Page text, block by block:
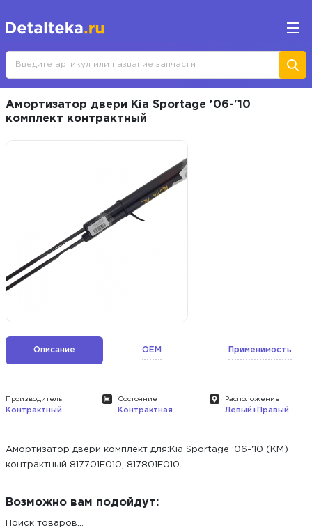
Амортизатор двери Kia Sportage '06-'10
комплект контрактный
Описание OEM Применимость
Производитель
Контрактный
Состояние
Контрактная
Расположение
Левый+Правый
Амортизатор двери комплект для:Kia Sportage '06-'10 (KM)
контрактный 817701F010, 817801F010
Возможно вам подойдут:
Поиск товаров...